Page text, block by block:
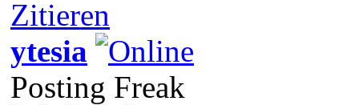
Zitieren
ytesia
Posting Freak